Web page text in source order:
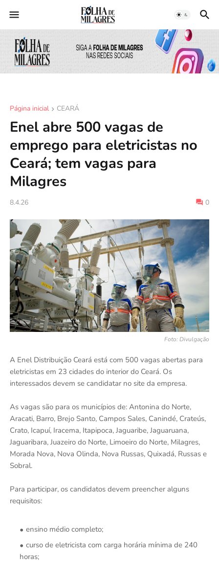
Página inicial CEARÁ
Enel abre 500 vagas de
emprego para eletricistas no
Ceará; tem vagas para
Milagres
8.4.26 0
Foto: Divulgação
A Enel Distribuição Ceará está com 500 vagas abertas para
eletricistas em 23 cidades do interior do Ceará. Os
interessados devem se candidatar no site da empresa.
As vagas são para os municípios de: Antonina do Norte,
Aracati, Barro, Brejo Santo, Campos Sales, Canindé, Crateús,
Crato, Icapuí, Iracema, Itapipoca, Jaguaribe, Jaguaruana,
Jaguaribara, Juazeiro do Norte, Limoeiro do Norte, Milagres,
Morada Nova, Nova Olinda, Nova Russas, Quixadá, Russas e
Sobral.
Para participar, os candidatos devem preencher alguns
requisitos:
ensino médio completo;
curso de eletricista com carga horária mínima de 240
horas;